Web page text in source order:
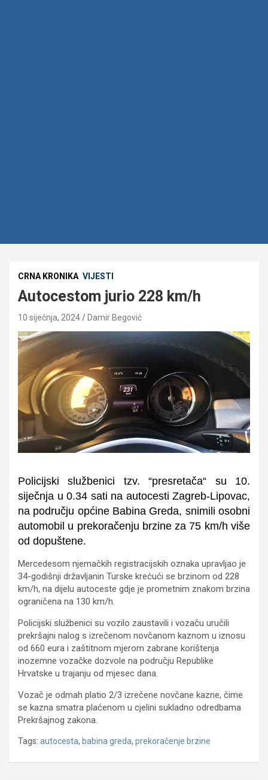
CRNA KRONIKA VIJESTI
Autocestom jurio 228 km/h
10 siječnja, 2024 Damir Begović
Policijski službenici tzv. “presretača“ su 10.
siječnja u 0.34 sati na autocesti Zagreb-Lipovac,
na području općine Babina Greda, snimili osobni
automobil u prekoračenju brzine za 75 km/h više
od dopuštene.
Mercedesom njemačkih registracijskih oznaka upravljao je
34-godišnji državljanin Turske krećući se brzinom od 228
km/h, na dijelu autoceste gdje je prometnim znakom brzina
ograničena na 130 km/h.
Policijski službenici su vozilo zaustavili i vozaču uručili
prekršajni nalog s izrečenom novčanom kaznom u iznosu
od 660 eura i zaštitnom mjerom zabrane korištenja
inozemne vozačke dozvole na području Republike
Hrvatske u trajanju od mjesec dana.
Vozač je odmah platio 2/3 izrečene novčane kazne, čime
se kazna smatra plaćenom u cjelini sukladno odredbama
Prekršajnog zakona.
Tags: autocesta, babina greda, prekoračenje brzine